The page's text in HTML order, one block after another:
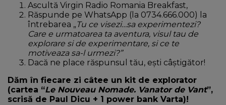
Ascultă Virgin Radio Romania Breakfast,
Răspunde pe WhatsApp (la 0734.666.000) la
întrebarea „Tu ce visezi…sa experimentezi?
Care e urmatoarea ta aventura, visul tau de
explorare si de experimentare, si ce te
motiveaza sa-l urmezi?”
Dacă ne place răspunsul tău, ești câștigător!
Dăm în fiecare zi câtee un kit de explorator
(cartea “Le Nouveau Nomade. Vanator de Vant”,
scrisă de Paul Dicu + 1 power bank Varta)!